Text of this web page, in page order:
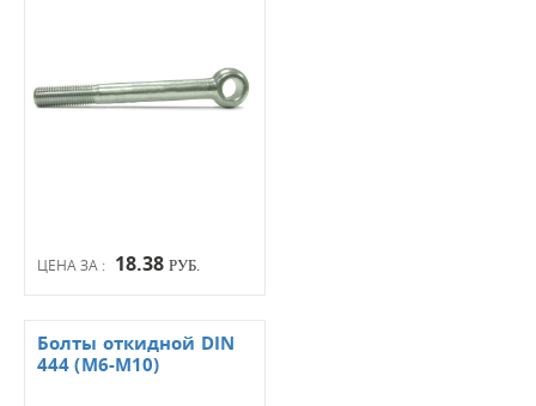
ЦЕНА ЗА : 18.38 РУБ.
Болты откидной DIN
444 (М6-М10)